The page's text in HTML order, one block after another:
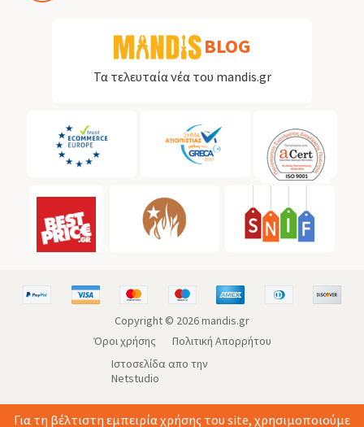
BLOG
Τα τελευταία νέα του mandis.gr
Copyright © 2026mandis.gr
Όροι χρήσης
Πολιτική Απορρήτου
Ιστοσελίδα απο την
Netstudio
Για τη βέλτιστη εμπειρία χρήσης του site, χρησιμοποιούμε